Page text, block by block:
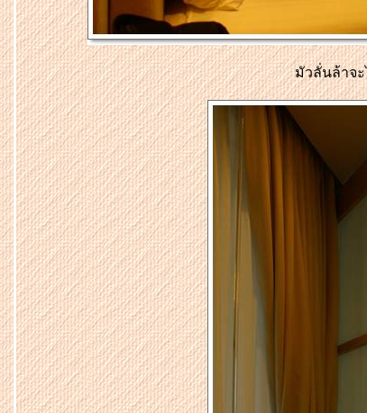
มัวลั่นล้าจะ